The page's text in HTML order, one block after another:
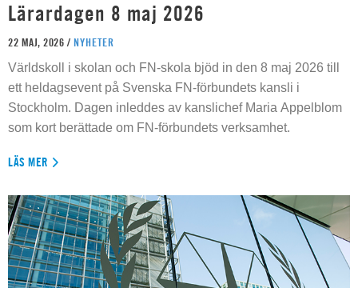
Lärardagen 8 maj 2026
22 MAJ, 2026 / NYHETER
Världskoll i skolan och FN-skola bjöd in den 8 maj 2026 till
ett heldagsevent på Svenska FN-förbundets kansli i
Stockholm. Dagen inleddes av kanslichef Maria Appelblom
som kort berättade om FN-förbundets verksamhet.
LÄS MER